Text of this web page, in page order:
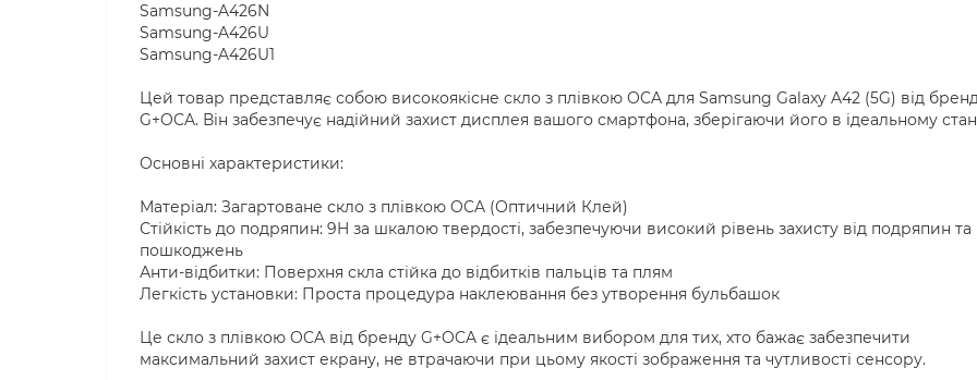
Samsung-A426N
Samsung-A426U
Samsung-A426U1
Цей товар представляє собою високоякісне скло з плівкою OCA для Samsung Galaxy A42 (5G) від
G+OCA. Він забезпечує надійний захист дисплея вашого смартфона, зберігаючи його в ідеальному
Основні характеристики:
Матеріал: Загартоване скло з плівкою OCA (Оптичний Клей)
Стійкість до подряпин: 9H за шкалою твердості, забезпечуючи високий рівень захисту від подряпин та
пошкоджень
Анти-відбитки: Поверхня скла стійка до відбитків пальців та плям
Легкість установки: Проста процедура наклеювання без утворення бульбашок
Це скло з плівкою OCA від бренду G+OCA є ідеальним вибором для тих, хто бажає забезпечити
максимальний захист екрану, не втрачаючи при цьому якості зображення та чутливості сенсору.